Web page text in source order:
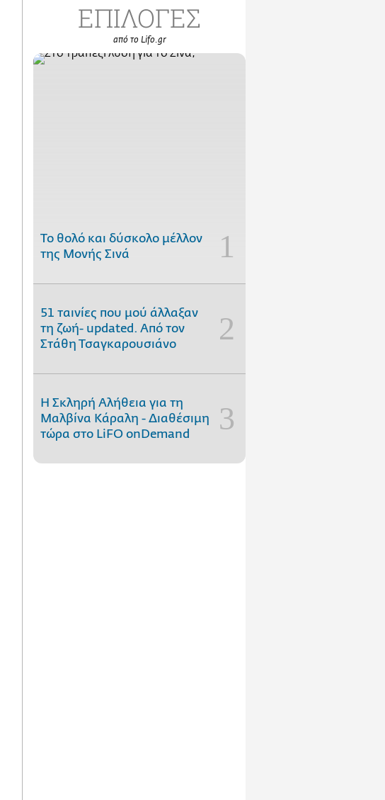
ΕΠΙΛΟΓΕΣ
από το Lifo.gr
Το θολό και δύσκολο μέλλον
της Μονής Σινά
51 ταινίες που μού άλλαξαν
τη ζωή- updated. Aπό τον
Στάθη Τσαγκαρουσιάνο
Η Σκληρή Αλήθεια για τη
Μαλβίνα Κάραλη - Διαθέσιμη
τώρα στo LiFO onDemand